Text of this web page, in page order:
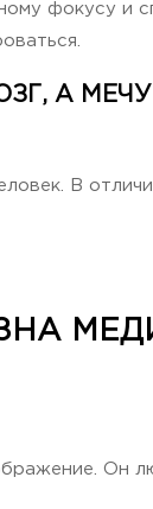
фокусу и
А
В
Он